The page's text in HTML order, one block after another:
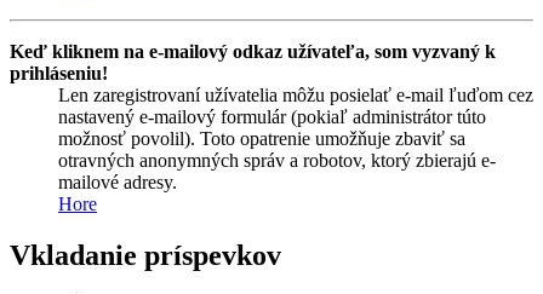
Keď kliknem na e-mailový odkaz užívateľa, som vyzvaný k
prihláseniu!
Len zaregistrovaní užívatelia môžu posielať e-mail ľuďom cez
nastavený e-mailový formulár (pokiaľ administrátor túto
možnosť povolil). Toto opatrenie umožňuje zbaviť sa
otravných anonymných správ a robotov, ktorý zbierajú e-
mailové adresy.
Hore
Vkladanie príspevkov